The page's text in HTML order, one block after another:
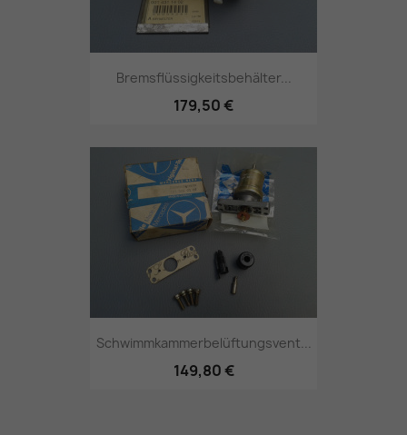
Bremsflüssigkeitsbehälter...
179,50 €
Schwimmkammerbelüftungsvent...
149,80 €